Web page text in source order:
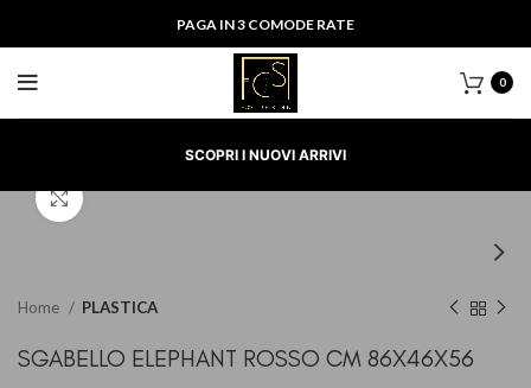
PAGA IN 3 COMODE RATE
0
SCOPRI I NUOVI ARRIVI
Home PLASTICA
SGABELLO ELEPHANT ROSSO CM 86X46X56